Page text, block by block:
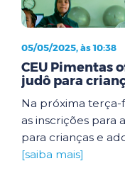
05/05/2025, às 10:38
CEU Pimentas
judô para
Na próxima terça-
as inscrições para
para crianças e
[saiba mais]